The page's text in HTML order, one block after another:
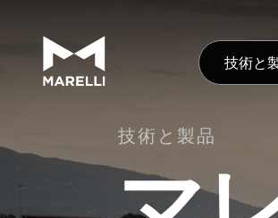
技術と
技術と製品